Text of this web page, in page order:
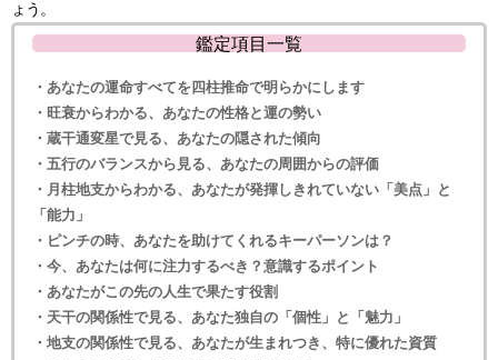
ょう。
鑑定項目一覧
・あなたの運命すべてを四柱推命で明らかにします
・旺衰からわかる、あなたの性格と運の勢い
・蔵干通変星で見る、あなたの隠された傾向
・五行のバランスから見る、あなたの周囲からの評価
・月柱地支からわかる、あなたが発揮しきれていない「美点」と
「能力」
・ピンチの時、あなたを助けてくれるキーパーソンは？
・今、あなたは何に注力するべき？意識するポイント
・あなたがこの先の人生で果たす役割
・天干の関係性で見る、あなた独自の「個性」と「魅力」
・地支の関係性で見る、あなたが生まれつき、特に優れた資質